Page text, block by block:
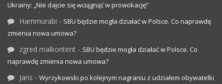
Ukrainy: „Nie dajcie się wciągnąć w prowokację”
Hammurabi - SBU będzie mogła działać w Polsce. Co naprawdę
zmienia nowa umowa?
zgred malkontent - SBU będzie mogła działać w Polsce. Co
naprawdę zmienia nowa umowa?
Jans - Wyrzykowski po kolejnym nagraniu z udziałem obywatelki